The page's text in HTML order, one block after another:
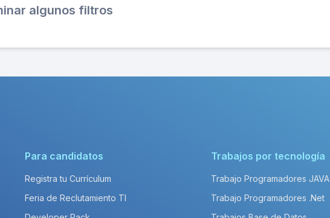
algunos filtros
Para candidatos
Registra tu Currículum
Feria de Reclutamiento TI
Trabajos por tecnología
Trabajo Programadores JAVA
Trabajo Programadores .Net